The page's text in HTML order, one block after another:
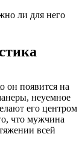
ли для него
он появится на
неуемное
его центром
что мужчина
всей